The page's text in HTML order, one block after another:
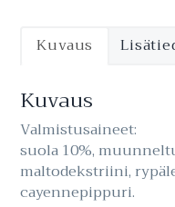
Kuvaus
Kuvaus
Valmistusaineet:
suola 10%,
maltodekstriini,
cayennepippuri.